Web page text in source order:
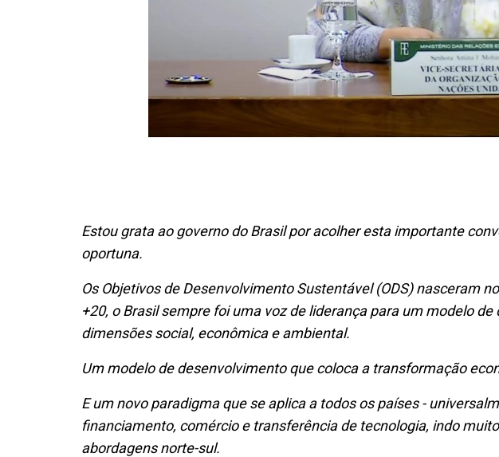
Estou grata ao governo do Brasil por acolher esta importante
oportuna.
Os Objetivos de Desenvolvimento Sustentável (ODS) nasceram
+20, o Brasil sempre foi uma voz de liderança para um modelo
dimensões social, econômica e ambiental.
Um modelo de desenvolvimento que coloca a transformação
E um novo paradigma que se aplica a todos os países -
financiamento, comércio e transferência de tecnologia, indo
abordagens norte-sul.